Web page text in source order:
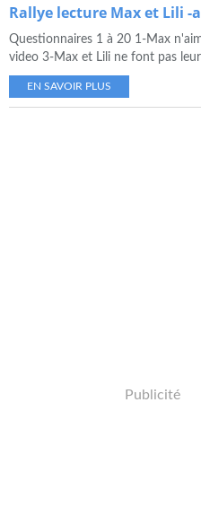
Rallye lecture Max et Lili -
Questionnaires 1 à 20 1-Max
video 3-Max et Lili ne font pas
EN SAVOIR PLUS
Publicité